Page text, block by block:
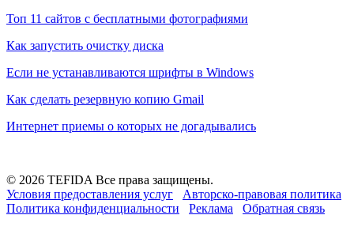
Топ 11 сайтов с бесплатными фотографиями
Как запустить очистку диска
Если не устанавливаются шрифты в Windows
Как сделать резервную копию Gmail
Интернет приемы о которых не догадывались
© 2026 TEFIDA Все права защищены.
Условия предоставления услуг
Авторско-правовая политика
Политика конфиденциальности
Реклама Обратная связь